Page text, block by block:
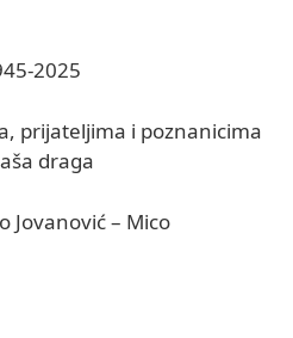
2025
prijateljima i poznanicima
draga
Jovanović – Mico